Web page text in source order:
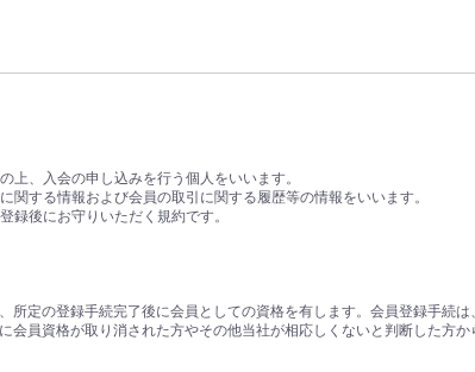
上、入会の申し込みを行う個人をいいます。
する情報および会員の取引に関する履歴等の情報をいいます。
録後にお守りいただく規約です。
所定の登録手続完了後に会員としての資格を有します。会員登録手続
会員資格が取り消された方やその他当社が相応しくないと判断した方